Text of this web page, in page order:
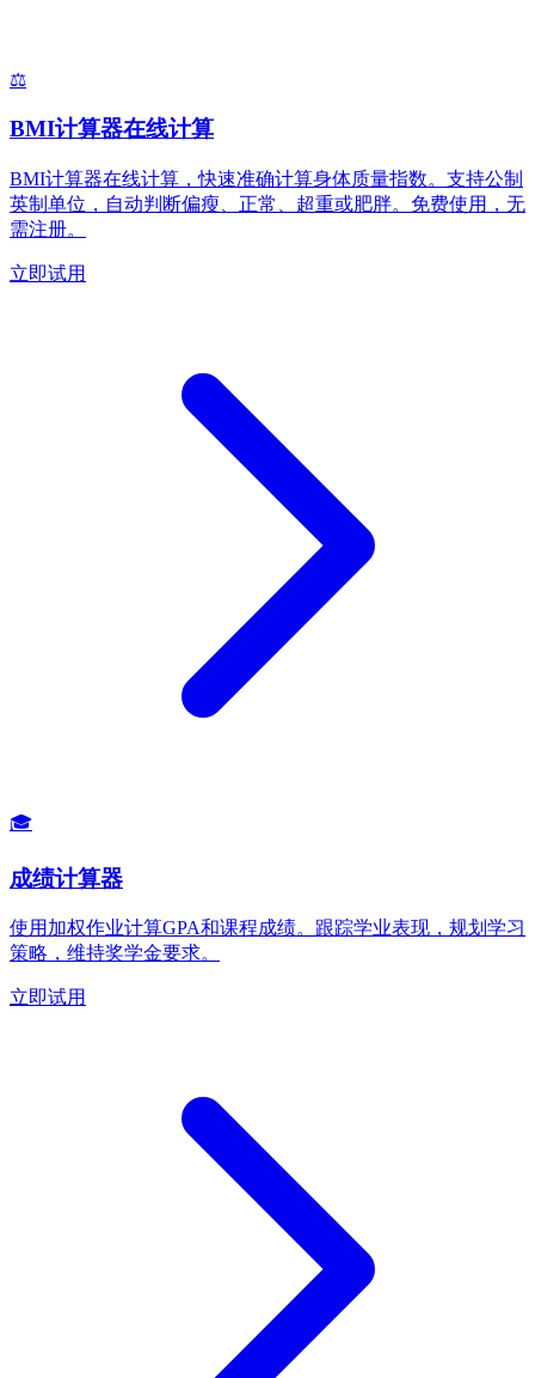
⚖️
BMI计算器在线计算
BMI计算器在线计算，快速准确计算身体质量指数。支持公制
英制单位，自动判断偏瘦、正常、超重或肥胖。免费使用，无
需注册。
立即试用
🎓
成绩计算器
使用加权作业计算GPA和课程成绩。跟踪学业表现，规划学习
策略，维持奖学金要求。
立即试用